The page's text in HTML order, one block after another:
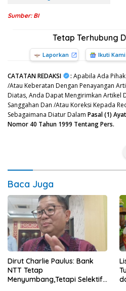
Sumber: BI
Tetap Terhubung
Laporkan Ikuti Kami
CATATAN REDAKSI : Apabila Ada
/Atau Keberatan Dengan Penayangan
Diatas, Anda Dapat Mengirimkan Artikel
Sanggahan Dan /Atau Koreksi Kepada
Sebagaimana Diatur Dalam Pasal (1)
Nomor 40 Tahun 1999 Tentang Pers.
Baca Juga
Dirut Charlie Paulus: Bank
NTT Tetap
Menyumbang,Tetapi Selektif